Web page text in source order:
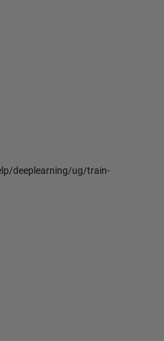
deeplearning/ug/train-